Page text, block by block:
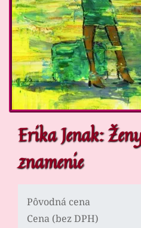
Erika Jenak:
znamenie
Pôvodná cena
Cena (bez DPH)